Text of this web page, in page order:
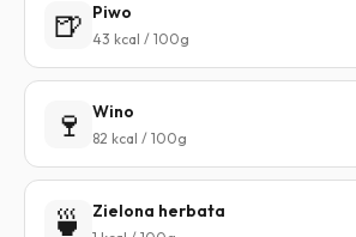
🍺 Piwo
43 kcal / 100g
🍷 Wino
82 kcal / 100g
🍵 Zielona herbata